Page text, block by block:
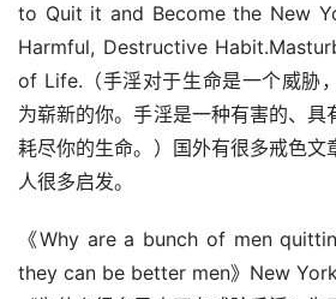
to Quit it and Become the New
Harmful, Destructive
of Life.（手淫对于生命是一个威胁
为崭新的你。手淫是一种有害的、具
耗尽你的生命。）国外有很多戒色文
人很多启发。
《Why are a bunch of men
they can be better men》New